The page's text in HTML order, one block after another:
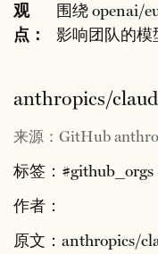
观
点：
围绕 openai/
影响团队的模
anthropics/
来源：GitHub
标签：#github_orgs
作者：
原文：anthropics/